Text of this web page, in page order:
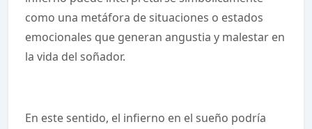
como una metáfora de situaciones o estados
emocionales que generan angustia y malestar en
la vida del soñador.
En este sentido, el infierno en el sueño podría